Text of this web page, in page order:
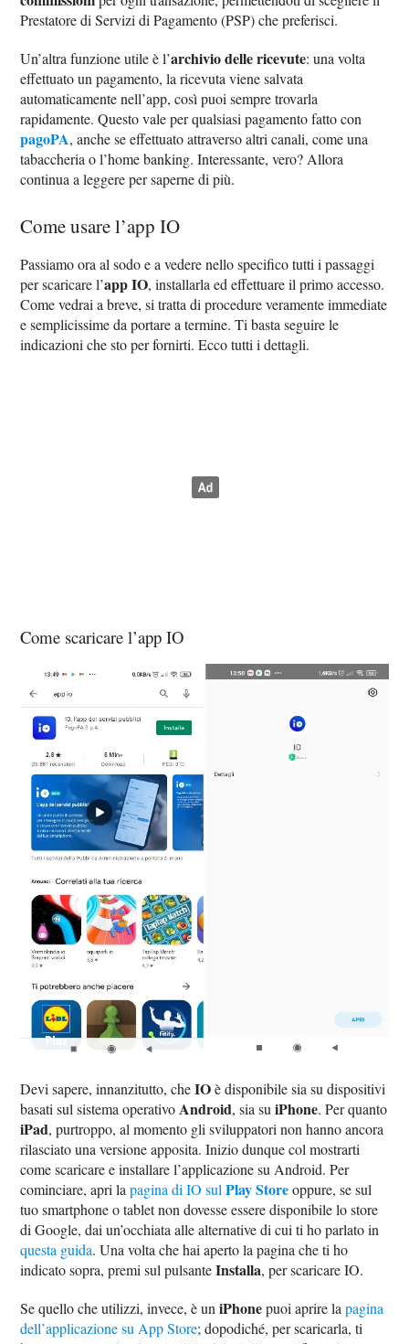
Prestatore di Servizi di Pagamento (PSP) che preferisci.
Un’altra funzione utile è l’archivio delle ricevute: una volta
effettuato un pagamento, la ricevuta viene salvata
automaticamente nell’app, così puoi sempre trovarla
rapidamente. Questo vale per qualsiasi pagamento fatto con
pagoPA, anche se effettuato attraverso altri canali, come una
tabaccheria o l’home banking. Interessante, vero? Allora
continua a leggere per saperne di più.
Come usare l’app IO
Passiamo ora al sodo e a vedere nello specifico tutti i passaggi
per scaricare l’app IO, installarla ed effettuare il primo accesso.
Come vedrai a breve, si tratta di procedure veramente immediate
e semplicissime da portare a termine. Ti basta seguire le
indicazioni che sto per fornirti. Ecco tutti i dettagli.
Come scaricare l’app IO
Devi sapere, innanzitutto, cheIOè disponibile sia su dispositivi
basati sul sistema operativoAndroid, sia suiPhone. Per quanto
iPad, purtroppo, al momento gli sviluppatori non hanno ancora
rilasciato una versione apposita. Inizio dunque col mostrarti
come scaricare e installare l’applicazione su Android. Per
cominciare, apri lapagina di IO sulPlay Storeoppure, se sul
tuo smartphone o tablet non dovesse essere disponibile lo store
di Google, dai un’occhiata alle alternative di cui ti ho parlato in
questa guida. Una volta che hai aperto la pagina che ti ho
indicato sopra, premi sul pulsanteInstalla, per scaricare IO.
Se quello che utilizzi, invece, è uniPhonepuoi aprire lapagina
dell’applicazione su App Store; dopodiché, per scaricarla, ti